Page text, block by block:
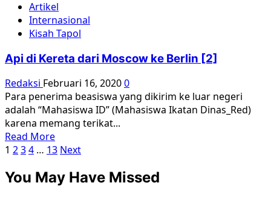
di
Kereta
dari
ke
Berlin
[3]
Artikel
Internasional
Kisah Tapol
Api di Kereta dari Moscow ke Berlin [2]
Redaksi Februari 16, 20200
Para penerima beasiswa yang dikirim ke luar negeri
adalah “Mahasiswa ID” (Mahasiswa Ikatan Dinas_Red)
karena memang terikat...
Read MoreRead
more
Api
di
Paginasi
pos
1 234 … 13 Next
You May Have Missed